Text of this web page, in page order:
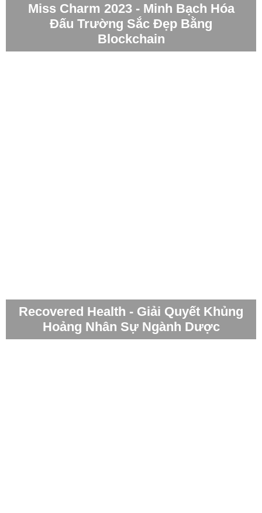
Miss Charm 2023 - Minh Bạch Hóa
Đấu Trường Sắc Đẹp Bằng
Blockchain
Recovered Health - Giải Quyết Khủng
Hoảng Nhân Sự Ngành Dược